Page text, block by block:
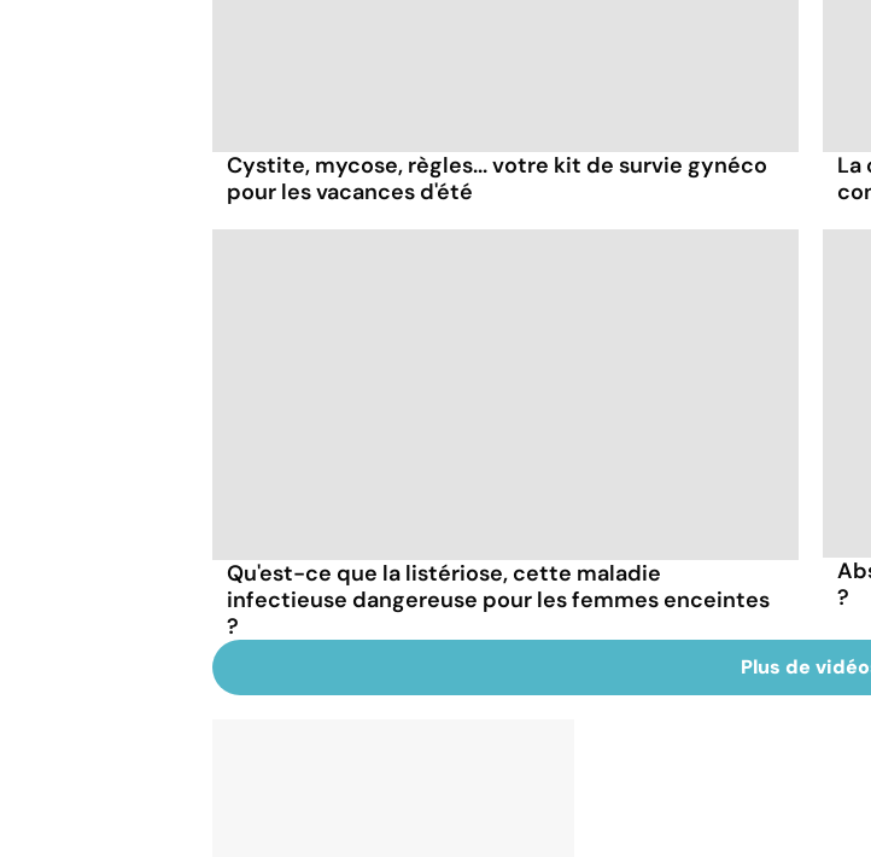
Cystite, mycose, règles... votre kit de survie gynéco
pour les vacances d'été
La
Qu'est-ce que la listériose, cette maladie
infectieuse dangereuse pour les femmes enceintes
?
?
Plus de